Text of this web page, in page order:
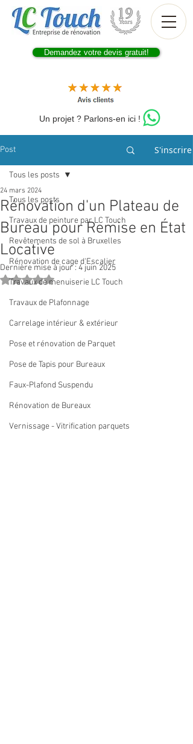
Demandez votre devis gratuit!
Un projet ? Parlons-en ici !
Post S'inscrire
Tous les posts
Travaux de peinture par LC Touch
Revêtements de sol à Bruxelles
Rénovation de cage d'Escalier
Travaux de menuiserie LC Touch
Travaux de Plafonnage
Carrelage intérieur & extérieur
Pose et rénovation de Parquet
Pose de Tapis pour Bureaux
Faux-Plafond Suspendu
Rénovation de Bureaux
Vernissage - Vitrification parquets
Tous les posts
Rénovation d'un Plateau de
Bureau pour Remise en État
Locative
24 mars 2024
Dernière mise à jour : 4 juin 2025
Noté NaN étoiles sur 5.